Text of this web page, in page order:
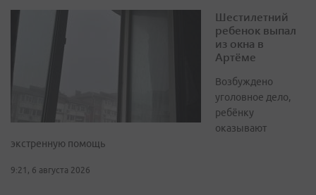
Шестилетний
ребенок выпал
из окна в
Артёме
Возбуждено
уголовное дело,
ребёнку
оказывают
экстренную помощь
9:21, 6 августа 2026